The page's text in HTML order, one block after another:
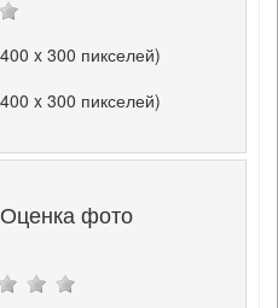
x 300 пикселей)
x 300 пикселей)
Оценка фото